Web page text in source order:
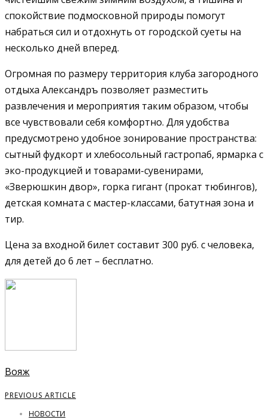
спокойствие подмосковной природы помогут
набраться сил и отдохнуть от городской суеты на
несколько дней вперед.
Огромная по размеру территория клуба загородного
отдыха Александръ позволяет разместить
развлечения и мероприятия таким образом, чтобы
все чувствовали себя комфортно. Для удобства
предусмотрено удобное зонирование пространства:
сытный фудкорт и хлебосольный гастропаб, ярмарка с
эко-продукцией и товарами-сувенирами,
«Зверюшкин двор», горка гигант (прокат тюбингов),
детская комната с мастер-классами, батутная зона и
тир.
Цена за входной билет составит 300 руб. с человека,
для детей до 6 лет – бесплатно.
Вояж
PREVIOUS ARTICLE
НОВОСТИ